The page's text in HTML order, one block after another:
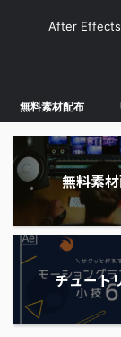
After Effects
無料素材配布
無料素
チュート